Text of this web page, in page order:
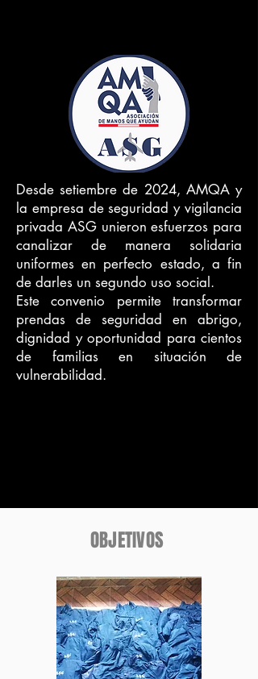
Desde setiembre de 2024, AMQA y
la empresa de seguridad y vigilancia
privada ASG unieron esfuerzos para
canalizar de manera solidaria
uniformes en perfecto estado, a fin
de darles un segundo uso social.
Este convenio permite transformar
prendas de seguridad en abrigo,
dignidad y oportunidad para cientos
de familias en situación de
vulnerabilidad.
OBJETIVOS